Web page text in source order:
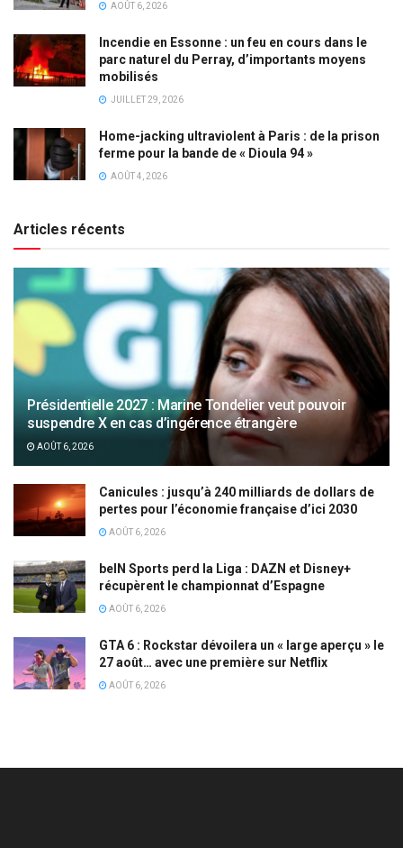
AOÛT 6, 2026
Incendie en Essonne : un feu en cours dans le
parc naturel du Perray, d’importants moyens
mobilisés
JUILLET 29, 2026
Home-jacking ultraviolent à Paris : de la prison
ferme pour la bande de « Dioula 94 »
AOÛT 4, 2026
Articles récents
Présidentielle 2027 : Marine Tondelier veut pouvoir
suspendre X en cas d’ingérence étrangère
AOÛT 6, 2026
Canicules : jusqu’à 240 milliards de dollars de
pertes pour l’économie française d’ici 2030
AOÛT 6, 2026
beIN Sports perd la Liga : DAZN et Disney+
récupèrent le championnat d’Espagne
AOÛT 6, 2026
GTA 6 : Rockstar dévoilera un « large aperçu » le
27 août… avec une première sur Netflix
AOÛT 6, 2026